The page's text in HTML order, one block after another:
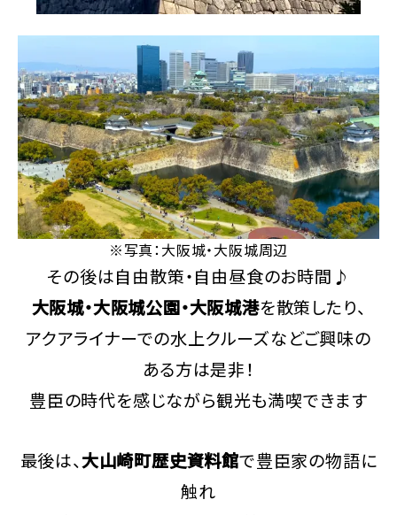
※写真：大阪城・大阪城周辺
その後は自由散策・自由昼食のお時間♪
大阪城・大阪城公園・大阪城港を散策したり、
アクアライナーでの水上クルーズなどご興味の
ある方は是非！
豊臣の時代を感じながら観光も満喫できます
最後は、大山崎町歴史資料館で豊臣家の物語に
触れ